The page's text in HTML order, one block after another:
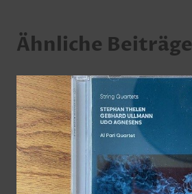
Ähnliche Beiträge